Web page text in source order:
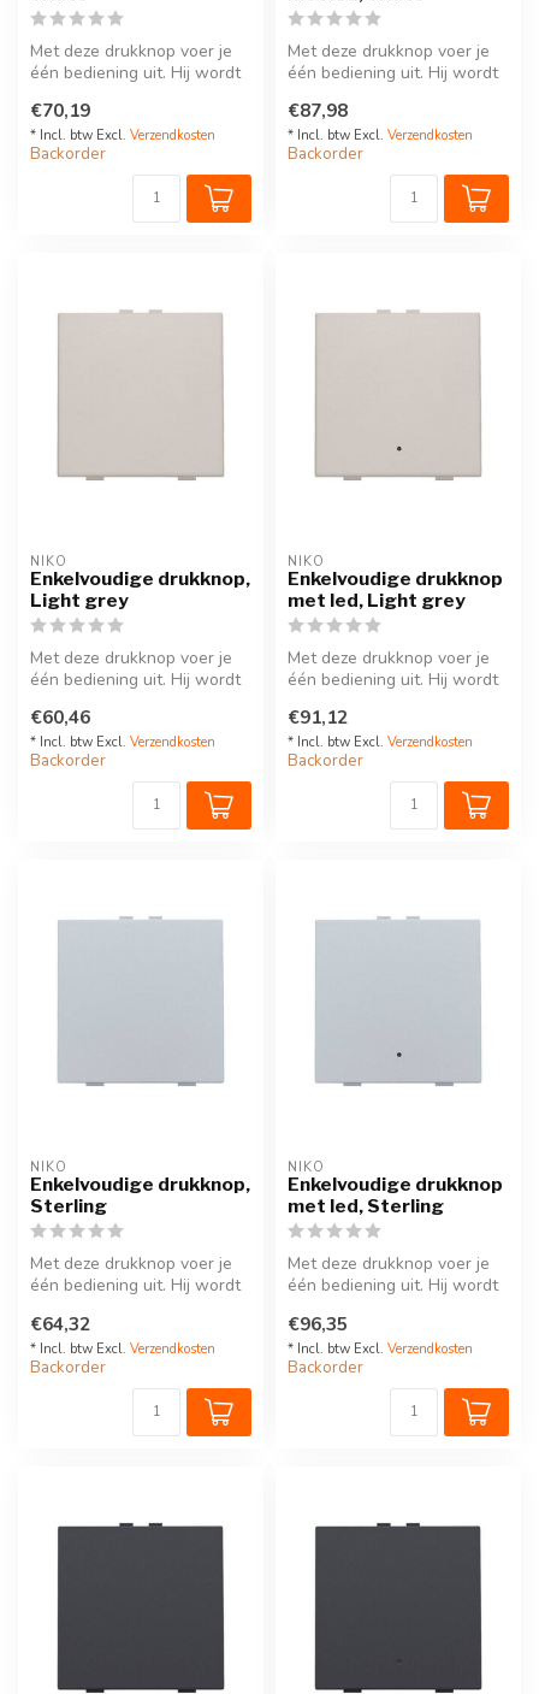
Met deze drukknop voer je
één bediening uit. Hij wordt
€70,19
* Incl. btw Excl. Verzendkosten
Backorder
Met deze drukknop voer je
één bediening uit. Hij wordt
€87,98
* Incl. btw Excl. Verzendkosten
Backorder
NIKO
Enkelvoudige drukknop,
Light grey
Met deze drukknop voer je
één bediening uit. Hij wordt
€60,46
* Incl. btw Excl. Verzendkosten
Backorder
NIKO
Enkelvoudige drukknop
met led, Light grey
Met deze drukknop voer je
één bediening uit. Hij wordt
€91,12
* Incl. btw Excl. Verzendkosten
Backorder
NIKO
Enkelvoudige drukknop,
Sterling
Met deze drukknop voer je
één bediening uit. Hij wordt
€64,32
* Incl. btw Excl. Verzendkosten
Backorder
NIKO
Enkelvoudige drukknop
met led, Sterling
Met deze drukknop voer je
één bediening uit. Hij wordt
€96,35
* Incl. btw Excl. Verzendkosten
Backorder